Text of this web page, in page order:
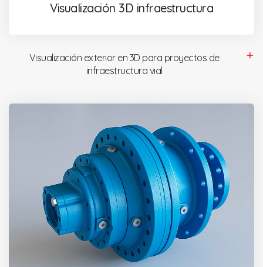
Visualización 3D infraestructura
Visualización exterior en 3D para proyectos de
infraestructura vial